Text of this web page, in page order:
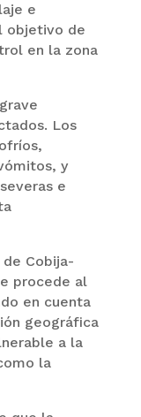
e
objetivo de
en la zona
Los
y
e
Cobija-
procede al
en cuenta
geográfica
a la
la